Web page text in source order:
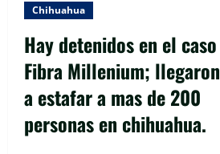
Chihuahua
Hay detenidos en el caso
Fibra Millenium; llegaron
a estafar a mas de 200
personas en chihuahua.